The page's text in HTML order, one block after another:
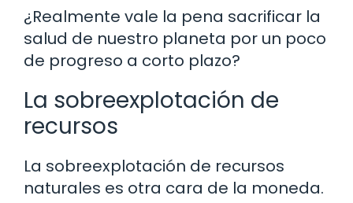
¿Realmente vale la pena sacrificar la
salud de nuestro planeta por un poco
de progreso a corto plazo?
La sobreexplotación de
recursos
La sobreexplotación de recursos
naturales es otra cara de la moneda.